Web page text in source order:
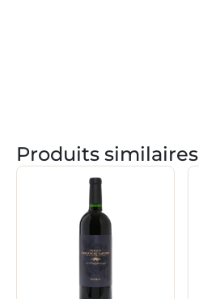
Produits similaires